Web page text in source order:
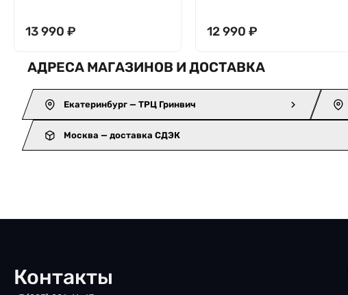
13 990 ₽ 12 990 ₽
АДРЕСА МАГАЗИНОВ И ДОСТАВКА
Екатеринбург — ТРЦ Гринвич
Москва — доставка СДЭК
Контакты